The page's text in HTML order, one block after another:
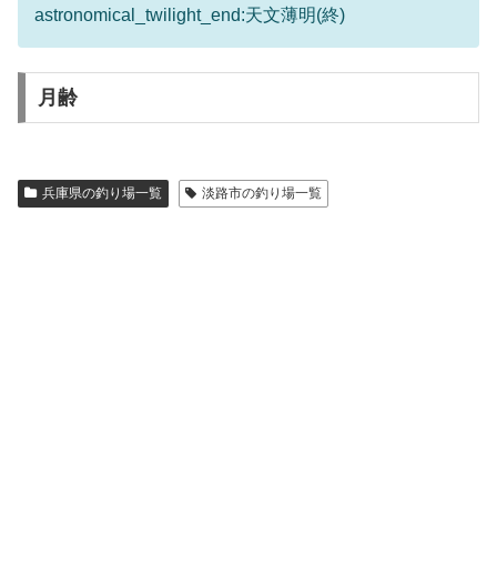
astronomical_twilight_end:天文薄明(終)
月齢
兵庫県の釣り場一覧 淡路市の釣り場一覧